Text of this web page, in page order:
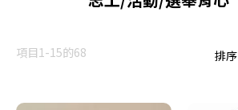
項目1-15的68 排序